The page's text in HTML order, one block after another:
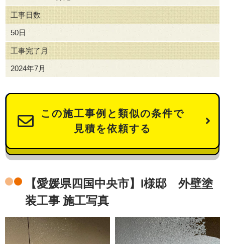
工事日数
50日
工事完了月
2024年7月
この施工事例と類似の条件で
見積を依頼する
【愛媛県四国中央市】I様邸 外壁塗
装工事 施工写真